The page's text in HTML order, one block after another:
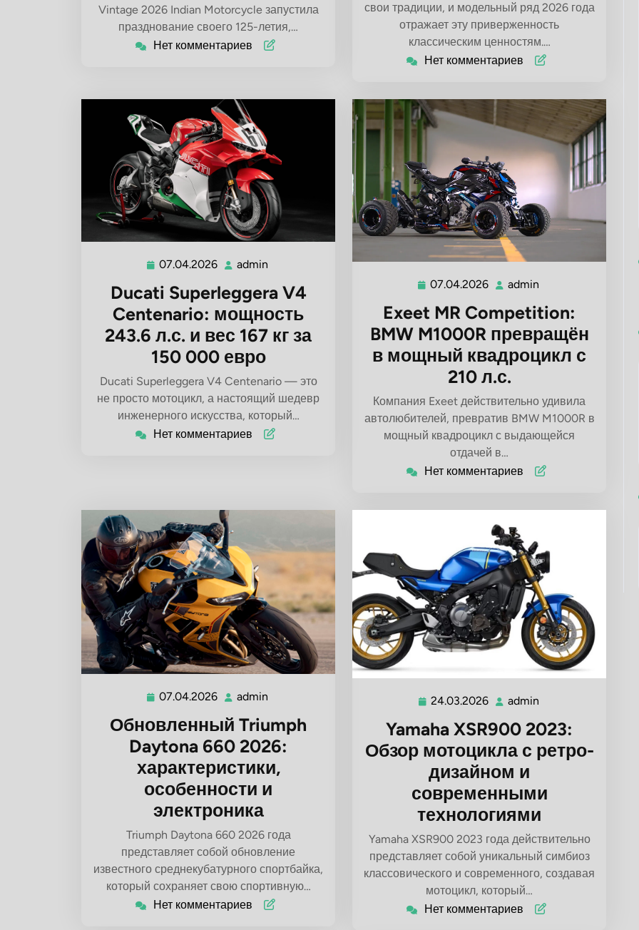
Vintage 2026 Indian Motorcycle запустила
празднование своего 125-летия,…
Нет комментариев
свои традиции, и модельный ряд 2026 года
отражает эту приверженность
классическим ценностям.…
Нет комментариев
07.04.2026 07.04.2026
admin
Ducati Superleggera V4
Centenario: мощность
243.6 л.с. и вес 167 кг за
150 000 евро
Ducati Superleggera V4 Centenario — это
не просто мотоцикл, а настоящий шедевр
инженерного искусства, который…
Нет комментариев
07.04.2026 07.04.2026
admin
Exeet MR Competition:
BMW M1000R превращён
в мощный квадроцикл с
210 л.с.
Компания Exeet действительно удивила
автолюбителей, превратив BMW M1000R в
мощный квадроцикл с выдающейся
отдачей в…
Нет комментариев
07.04.2026 07.04.2026
admin
Обновленный Triumph
Daytona 660 2026:
характеристики,
особенности и
электроника
Triumph Daytona 660 2026 года
представляет собой обновление
известного среднекубатурного спортбайка,
который сохраняет свою спортивную…
Нет комментариев
24.03.2026 24.03.2026
admin
Yamaha XSR900 2023:
Обзор мотоцикла с ретро-
дизайном и
современными
технологиями
Yamaha XSR900 2023 года действительно
представляет собой уникальный симбиоз
классовического и современного, создавая
мотоцикл, который…
Нет комментариев